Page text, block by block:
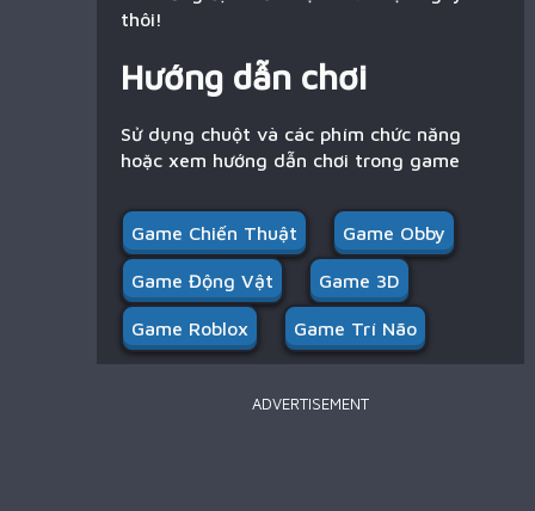
thôi!
Hướng dẫn chơi
Sử dụng chuột và các phím chức năng
hoặc xem hướng dẫn chơi trong game
Game Chiến Thuật Game Obby
Game Động Vật Game 3D
Game Roblox Game Trí Não
ADVERTISEMENT